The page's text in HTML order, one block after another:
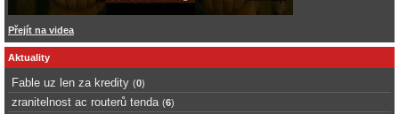
Přejít na videa
Aktuality
Fable uz len za kredity (0)
zranitelnost ac routerů tenda (6)